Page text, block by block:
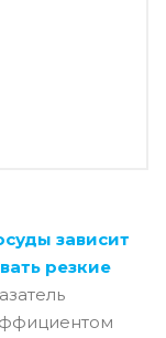
зависит
резкие